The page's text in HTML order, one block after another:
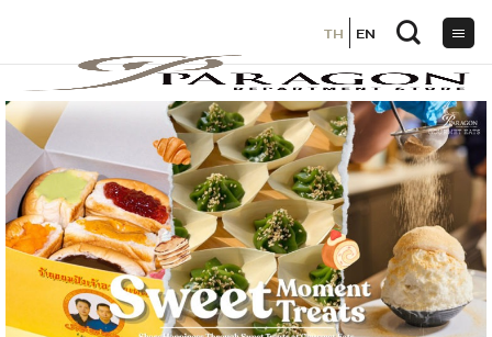
ยัง
เนื้อหา
TH EN
TH EN